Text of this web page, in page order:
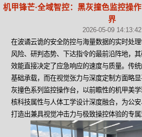
机甲锋芒·全域智控：黑灰撞色监控操
界
2026-05-09 14:13:42
在波谲云诡的安全防控与海量数据的实时处
风险、研判态势、下达指令的最前沿阵地，
效能直接决定了应急响应的速度与质量。传
基础承载，而在视觉张力与深度定制方面略
灰撞色系列监控操作台，以前瞻性的机甲美
核科技属性与人体工学设计深度融合，为公
打造出兼具视觉冲击力与极致操控体验的专属